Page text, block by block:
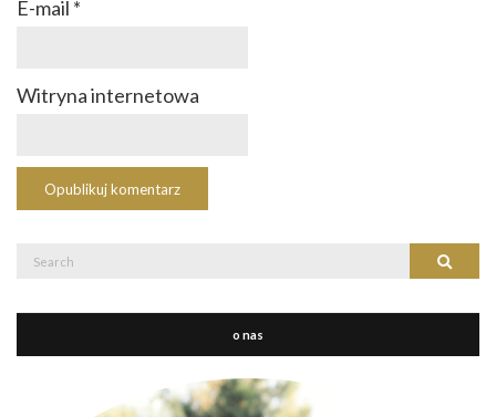
E-mail *
Witryna internetowa
Search
o nas